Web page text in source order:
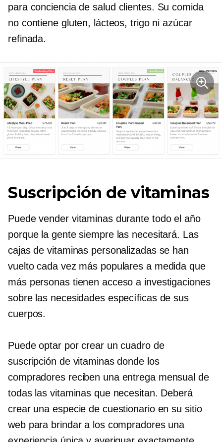
para conciencia de salud clientes. Su comida
no contiene gluten, lácteos, trigo ni azúcar
refinada.
Suscripción de vitaminas
Puede vender vitaminas durante todo el año
porque la gente siempre las necesitará. Las
cajas de vitaminas personalizadas se han
vuelto cada vez más populares a medida que
más personas tienen acceso a investigaciones
sobre las necesidades específicas de sus
cuerpos.
Puede optar por crear un cuadro de
suscripción de vitaminas donde los
compradores reciben una entrega mensual de
todas las vitaminas que necesitan. Deberá
crear una especie de cuestionario en su sitio
web para brindar a los compradores una